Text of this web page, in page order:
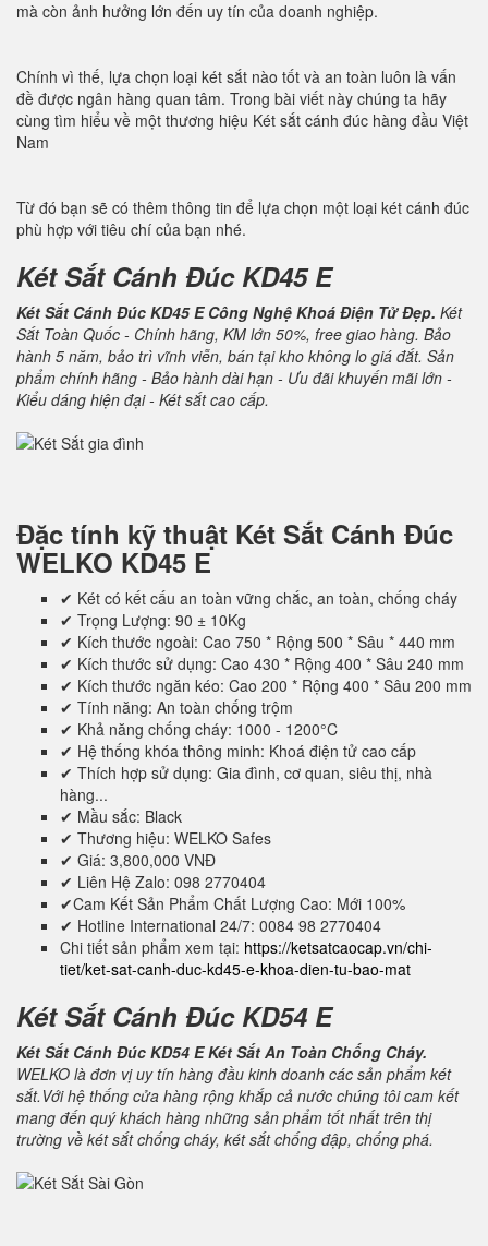
mà còn ảnh hưởng lớn đến uy tín của doanh nghiệp.
Chính vì thế, lựa chọn loại két sắt nào tốt và an toàn luôn là vấn
đề được ngân hàng quan tâm. Trong bài viết này chúng ta hãy
cùng tìm hiểu về một thương hiệu Két sắt cánh đúc hàng đầu Việt
Nam
Từ đó bạn sẽ có thêm thông tin để lựa chọn một loại két cánh đúc
phù hợp với tiêu chí của bạn nhé.
Két Sắt Cánh Đúc KD45 E
Két Sắt Cánh Đúc KD45 E Công Nghệ Khoá Điện Tử Đẹp. Két
Sắt Toàn Quốc - Chính hãng, KM lớn 50%, free giao hàng. Bảo
hành 5 năm, bảo trì vĩnh viễn, bán tại kho không lo giá đắt. Sản
phẩm chính hãng - Bảo hành dài hạn - Ưu đãi khuyến mãi lớn -
Kiểu dáng hiện đại - Két sắt cao cấp.
Đặc tính kỹ thuật Két Sắt Cánh Đúc
WELKO KD45 E
✔ Két có kết cấu an toàn vững chắc, an toàn, chống cháy
✔ Trọng Lượng: 90 ± 10Kg
✔ Kích thước ngoài: Cao 750 * Rộng 500 * Sâu * 440 mm
✔ Kích thước sử dụng: Cao 430 * Rộng 400 * Sâu 240 mm
✔ Kích thước ngăn kéo: Cao 200 * Rộng 400 * Sâu 200 mm
✔ Tính năng: An toàn chống trộm
✔ Khả năng chống cháy: 1000 - 1200°C
✔ Hệ thống khóa thông minh: Khoá điện tử cao cấp
✔ Thích hợp sử dụng: Gia đình, cơ quan, siêu thị, nhà
hàng...
✔ Mầu sắc: Black
✔ Thương hiệu: WELKO Safes
✔ Giá: 3,800,000 VNĐ
✔ Liên Hệ Zalo: 098 2770404
✔Cam Kết Sản Phẩm Chất Lượng Cao: Mới 100%
✔ Hotline International 24/7: 0084 98 2770404
Chi tiết sản phẩm xem tại: https://ketsatcaocap.vn/chi-
tiet/ket-sat-canh-duc-kd45-e-khoa-dien-tu-bao-mat
Két Sắt Cánh Đúc KD54 E
Két Sắt Cánh Đúc KD54 E Két Sắt An Toàn Chống Cháy.
WELKO là đơn vị uy tín hàng đầu kinh doanh các sản phẩm két
sắt.Với hệ thống cửa hàng rộng khắp cả nước chúng tôi cam kết
mang đến quý khách hàng những sản phẩm tốt nhất trên thị
trường về két sắt chống cháy, két sắt chống đập, chống phá.